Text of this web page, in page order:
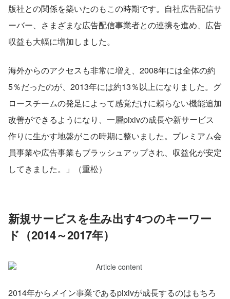
版社との関係を築いたのもこの時期です。自社広告配信サ
ーバー、さまざまな広告配信事業者との連携を進め、広告
収益も大幅に増加しました。
海外からのアクセスも非常に増え、2008年には全体の約
5％だったのが、2013年には約13％以上になりました。グ
ロースチームの発足によって感覚だけに頼らない機能追加
改善ができるようになり、一層pixivの成長や新サービス
作りに生かす地盤がこの時期に整いました。プレミアム会
員事業や広告事業もブラッシュアップされ、収益化が安定
してきました。」（重松）
新規サービスを生み出す4つのキーワー
ド（2014～2017年）
2014年からメイン事業であるpixivが成長するのはもちろ